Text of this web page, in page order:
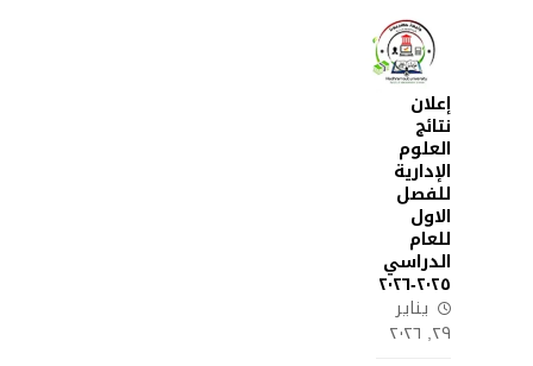
إعلان
نتائج
العلوم
الإدارية
للفصل
الاول
للعام
الدراسي
٢٠٢٥-٢٠٢٦
يناير
٢٩, ٢٠٢٦